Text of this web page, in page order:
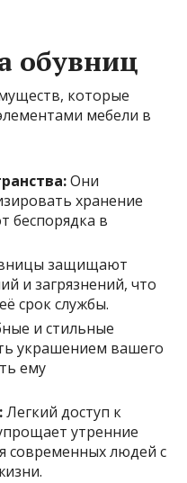
обувниц
которые
мебели в
Они
хранение
беспорядка в
защищают
и загрязнений, что
срок службы.
и стильные
украшением вашего
ему
Легкий доступ к
утренние
современных людей с